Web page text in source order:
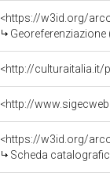
<https://w3id.org/
<http://culturaitalia.it/
<http://
<https://w3id.org/
Scheda